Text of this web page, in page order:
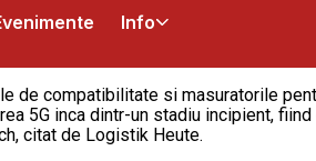
Info
de compatibilitate si masuratorile
5G inca dintr-un stadiu incipient,
citat de Logistik Heute.